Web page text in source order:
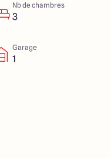
Nb de chambres
3
Garage
1